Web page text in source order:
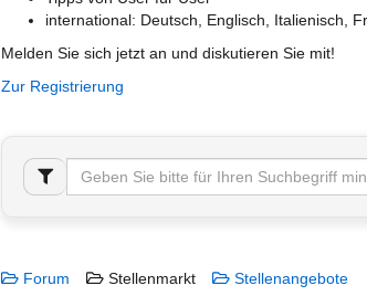
international: Deutsch, Englisch, Italienisch,
Melden Sie sich jetzt an und diskutieren Sie mit!
Zur Registrierung
Forum Stellenmarkt Stellenangebote